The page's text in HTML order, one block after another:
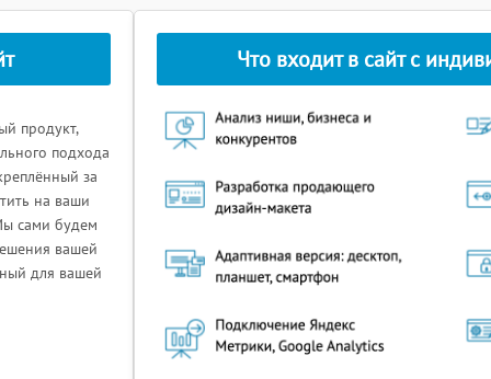
продукт,
подхода
за
на ваши
сами будем
вашей
для вашей
Что входит в сайт с